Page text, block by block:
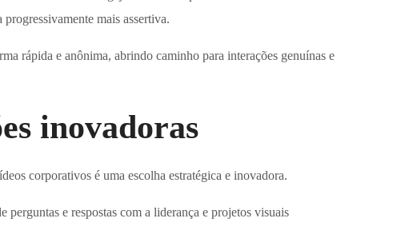
mais assertiva.
rápida e anônima, abrindo caminho para interações genuínas e
inovadoras
corporativos é uma escolha estratégica e inovadora.
e respostas com a liderança e projetos visuais